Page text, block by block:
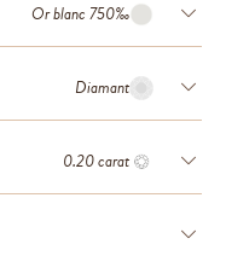
Or blanc 750‰
Diamant
0.20 carat